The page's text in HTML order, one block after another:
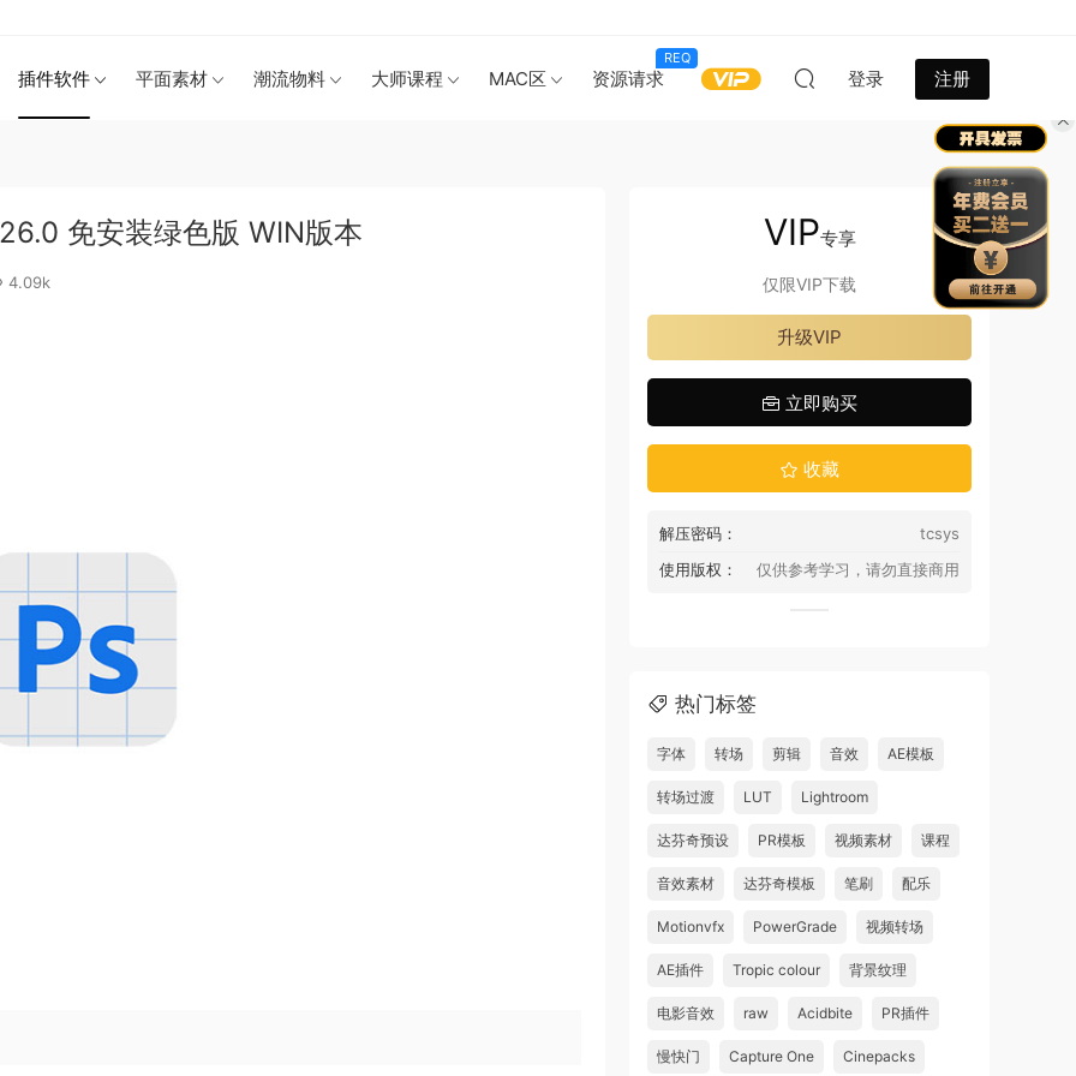
插件软件 平面素材 潮流物料 大师课程 MAC区 资源请求
REQ
登录 注册
免安装绿色版 WIN版本
4.09k
VIP专享
仅限VIP下载
升级VIP
立即购买
收藏
解压密码：
tcsys
使用版权：
仅供参考学习，请勿直接商用
热门标签
字体 转场 剪辑 音效 AE模板
转场过渡 LUT Lightroom
达芬奇预设 PR模板 视频素材 课程
音效素材 达芬奇模板 笔刷 配乐
Motionvfx PowerGrade 视频转场
AE插件 Tropic colour 背景纹理
电影音效 raw Acidbite PR插件
慢快门 Capture One Cinepacks